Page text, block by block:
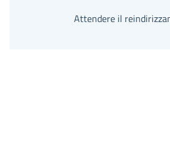
Attendere il